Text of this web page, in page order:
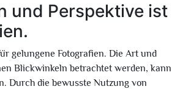
und Perspektive ist
gelungene Fotografien. Die Art und
Blickwinkeln betrachtet werden, kann
Durch die bewusste Nutzung von